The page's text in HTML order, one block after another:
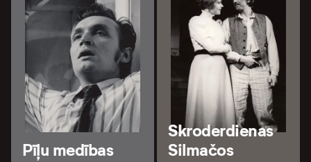
Pīļu medības
Skroderdienas
Silmačos